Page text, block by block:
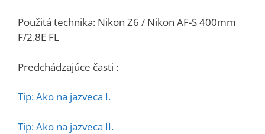
Použitá technika: Nikon Z6 / Nikon AF-S 400mm
F/2.8E FL
Predchádzajúce časti :
Tip: Ako na jazveca I.
Tip: Ako na jazveca II.